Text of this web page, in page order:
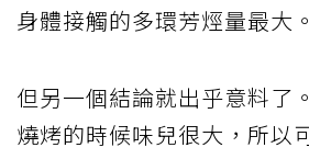
身體接觸的多環芳烴量最大。
但另一個結論就出乎意料了
燒烤的時候味兒很大，所以